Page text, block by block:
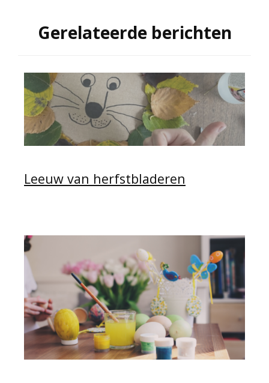
Gerelateerde berichten
Leeuw van herfstbladeren